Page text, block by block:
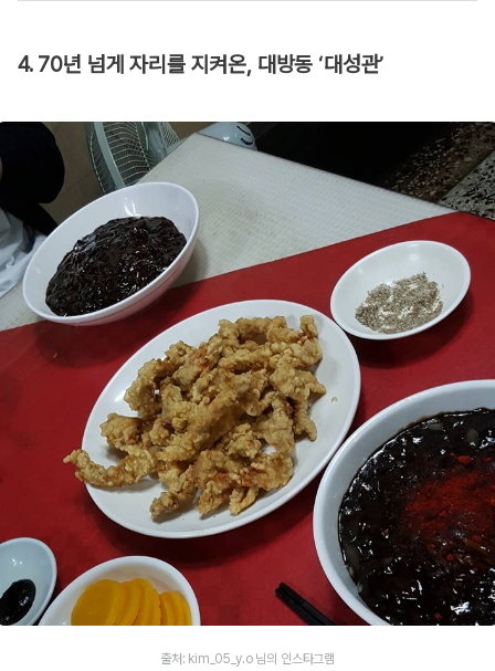
4. 70년 넘게 자리를 지켜온, 대방동 ‘대성관’
출처: kim_05_y.o 님의 인스타그램